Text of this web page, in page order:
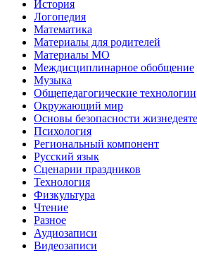
История
Логопедия
Математика
Материалы для родителей
Материалы МО
Междисциплинарное обобщение
Музыка
Общепедагогические технологии
Окружающий мир
Основы безопасности
Психология
Региональный компонент
Русский язык
Сценарии праздников
Технология
Физкультура
Чтение
Разное
Аудиозаписи
Видеозаписи